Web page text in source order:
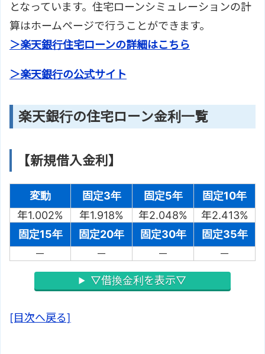
となっています。住宅ローンシミュレーションの計
算はホームページで行うことができます。
＞楽天銀行住宅ローンの詳細はこちら
＞楽天銀行の公式サイト
楽天銀行の住宅ローン金利一覧
【新規借入金利】
変動 固定3年 固定5年
固定10年
年1.002%
年1.918% 年2.048%
年2.413%
固定15年
固定20年 固定30年
固定35年
－
－ － －
▽借換金利を表示▽
[目次へ戻る]